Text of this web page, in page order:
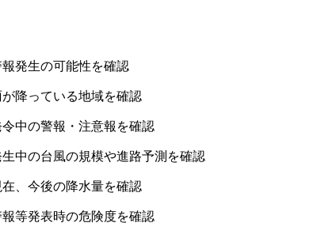
可能性を確認
る地域を確認
報・注意報を確認
規模や進路予測を確認
降水量を確認
の危険度を確認